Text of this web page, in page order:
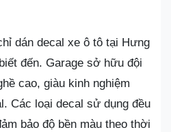
dán decal xe ô tô tại Hưng
đến. Garage sở hữu đội
cao, giàu kinh nghiệm
Các loại decal sử dụng đều
bảo độ bền màu theo thời